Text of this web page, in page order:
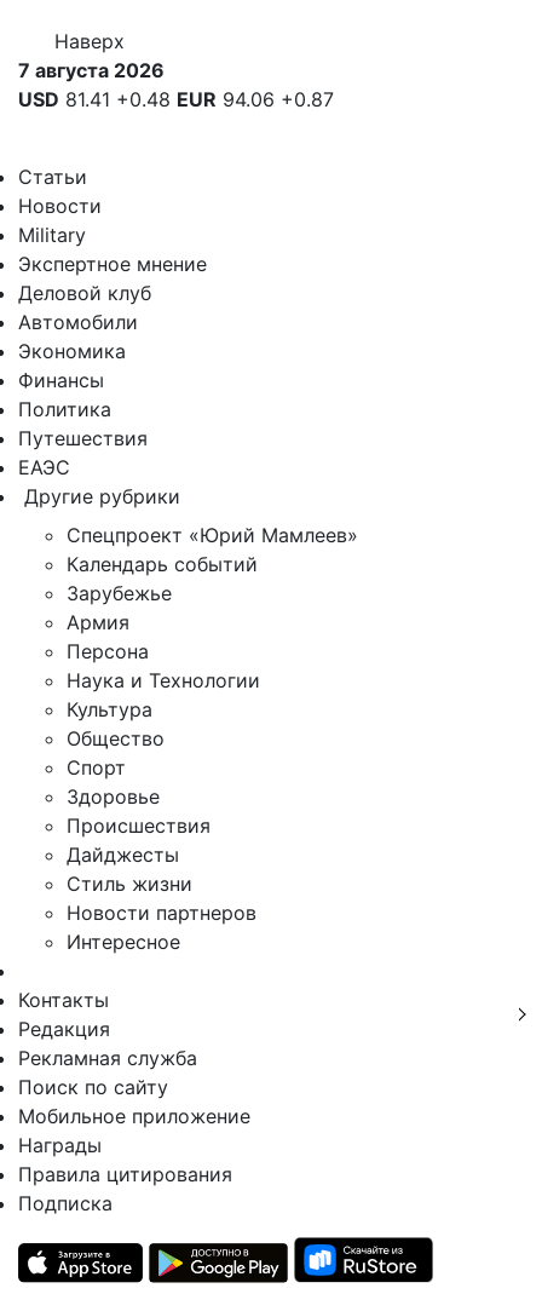
Наверх
7 августа 2026
USD 81.41 +0.48 EUR 94.06 +0.87
Статьи
Новости
Military
Экспертное мнение
Деловой клуб
Автомобили
Экономика
Финансы
Политика
Путешествия
ЕАЭС
Другие рубрики
Спецпроект «Юрий Мамлеев»
Календарь событий
Зарубежье
Армия
Персона
Наука и Технологии
Культура
Общество
Спорт
Здоровье
Происшествия
Дайджесты
Стиль жизни
Новости партнеров
Интересное
Контакты
Редакция
Рекламная служба
Поиск по сайту
Мобильное приложение
Награды
Правила цитирования
Подписка